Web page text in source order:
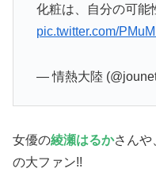
化粧は、自分の可能
pic.twitter.com/
— 情熱大陸
女優の綾瀬はるかさんや
の大ファン!!